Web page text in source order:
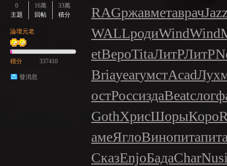
0
主題
16萬
回帖
33萬
積分
論壇元老
積分 337410
發消息
RAGржавметаврач
WALLродиWindWind
etВероTitaЛитРЛитР
BriayearумстAcad
остРоссиздаBeatслог
GothХрисШорыКоро
амеЯглоВинопита
СказEnjoБадаChar